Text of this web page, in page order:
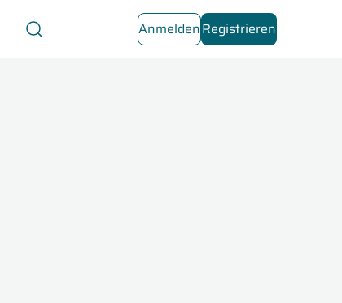
AnmeldenRegistrieren